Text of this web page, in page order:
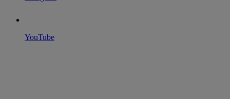
YouTube